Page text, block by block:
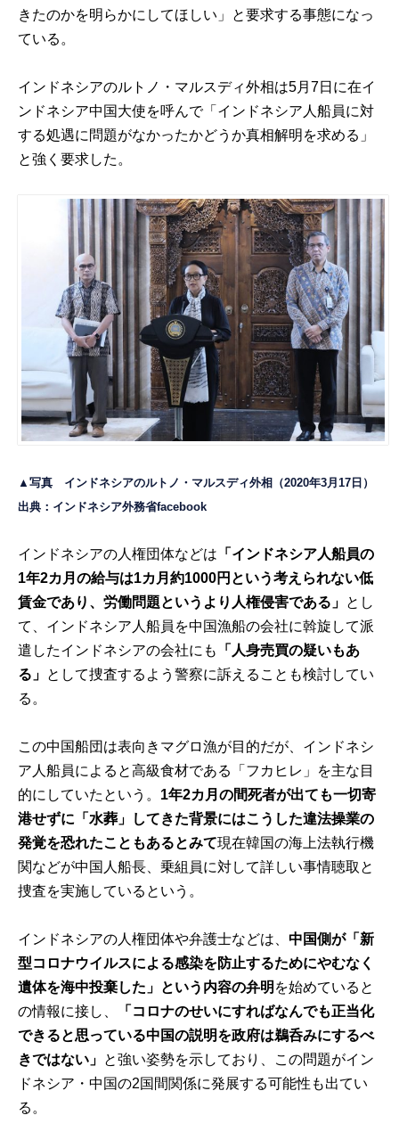
きたのかを明らかにしてほしい」と要求する事態になっ
ている。
インドネシアのルトノ・マルスディ外相は5月7日に在イ
ンドネシア中国大使を呼んで「インドネシア人船員に対
する処遇に問題がなかったかどうか真相解明を求める」
と強く要求した。
▲写真 インドネシアのルトノ・マルスディ外相（2020年3月17日）
出典： インドネシア外務省facebook
インドネシアの人権団体などは 「インドネシア人船員の
1年2カ月の給与は1カ月約1000円という考えられない低
賃金であり、労働問題というより人権侵害である」 とし
て、インドネシア人船員を中国漁船の会社に斡旋して派
遣したインドネシアの会社にも
「人身売買の疑いもあ
る」 として捜査するよう警察に訴えることも検討してい
る。
この中国船団は表向きマグロ漁が目的だが、インドネシ
ア人船員によると高級食材である「フカヒレ」を主な目
的にしていたという。 1年2カ月の間死者が出ても一切寄
港せずに「水葬」してきた背景にはこうした違法操業の
発覚を恐れたこともあるとみて現在韓国の海上法執行機
関などが中国人船長、乗組員に対して詳しい事情聴取と
捜査を実施しているという。
インドネシアの人権団体や弁護士などは、中国側が「新
型コロナウイルスによる感染を防止するためにやむなく
遺体を海中投棄した」という内容の弁明 を始めていると
の情報に接し、
「コロナのせいにすればなんでも正当化
できると思っている中国の説明を政府は鵜呑みにするべ
きではない」 と強い姿勢を示しており、この問題がイン
ドネシア・中国の2国間関係に発展する可能性も出てい
る。